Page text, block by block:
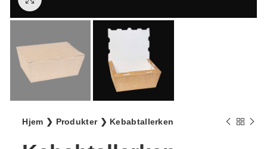
Hjem ❯ Produkter❯ Kebabtallerken